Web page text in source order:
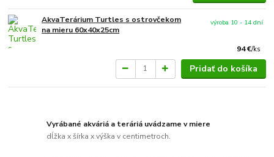
AkvaTerárium Turtles s ostrovčekom
na mieru 60x40x25cm
94 €/ks
výroba 10 - 14 dní
Pridať do košíka
Vyrábané akváriá a teráriá uvádzame v miere
dĺžka x šírka x výška v centimetroch.